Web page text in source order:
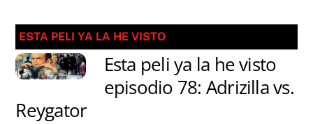
ESTA PELI YA LA HE VISTO
Esta peli ya la he visto
episodio 78: Adrizilla vs.
Reygator